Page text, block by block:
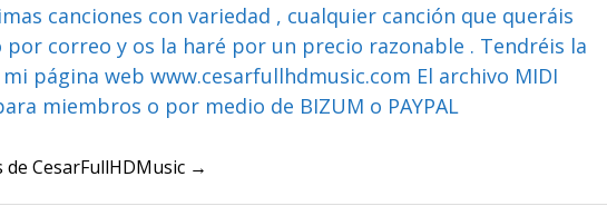
canciones con variedad , cualquier canción que queráis
correo y os la haré por un precio razonable . Tendréis la
mi página web www.cesarfullhdmusic.com El archivo MIDI
miembros o por medio de BIZUM o PAYPAL
CesarFullHDMusic →